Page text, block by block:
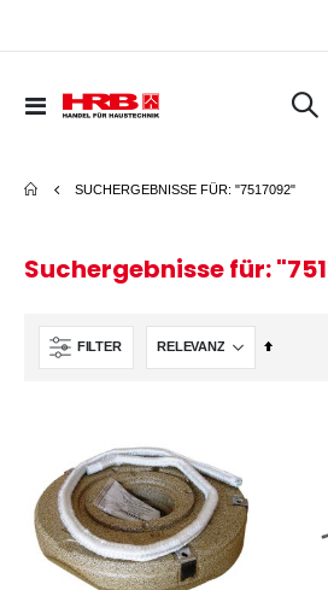
Navigation
SUCHERGEBNISSE FÜR: "7517092"
Suchergebnisse für:
FILTER
In